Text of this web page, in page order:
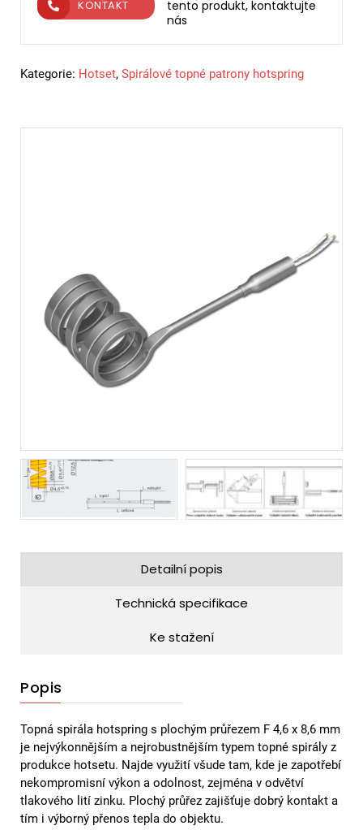
tento produkt, kontaktujte
nás
KONTAKT
Kategorie: Hotset, Spirálové topné patrony hotspring
Detailní popis
Technická specifikace
Ke stažení
Popis
Topná spirála hotspring s plochým průřezem F 4,6 x 8,6 mm
je nejvýkonnějším a nejrobustnějším typem topné spirály z
produkce hotsetu. Najde využití všude tam, kde je zapotřebí
nekompromisní výkon a odolnost, zejména v odvětví
tlakového lití zinku. Plochý průřez zajišťuje dobrý kontakt a
tím i výborný přenos tepla do objektu.